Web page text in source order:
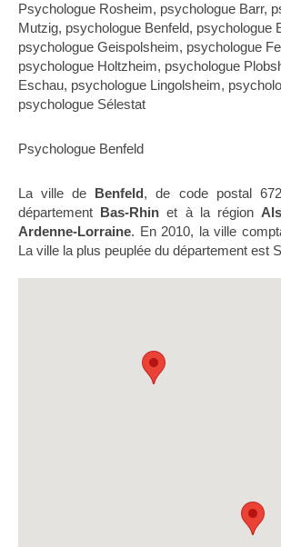
Psychologue Rosheim, psychologue Barr,
Mutzig, psychologue Benfeld, psychologue
psychologue Geispolsheim, psychologue
psychologue Holtzheim, psychologue
Eschau, psychologue Lingolsheim,
psychologue Sélestat
Psychologue Benfeld
La ville de Benfeld, de code postal
département Bas-Rhin et à la région
Ardenne-Lorraine. En 2010, la ville
La ville la plus peuplée du département est